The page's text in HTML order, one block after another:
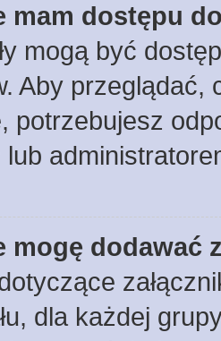
mam dostępu
mogą być
Aby
potrzebujesz
lub
mogę dodawać
dla każdej